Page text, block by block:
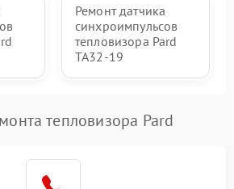
Ремонт датчика
синхроимпульсов
тепловизора Pard
TA32-19
тепловизора Pard